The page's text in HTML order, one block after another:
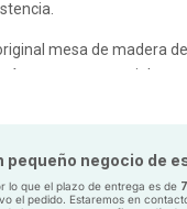
mesa de madera
ese toque especial,
hechas a mano con
robustez y calidez al
pequeño negocio de
lo que el plazo de entrega es de
el pedido. Estaremos en